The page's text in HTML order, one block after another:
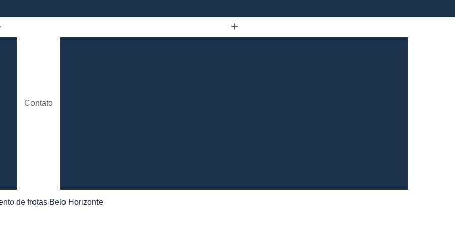
Contato
Controle de Jornada do Motorista Minas Gerais
de frotas Belo Horizonte